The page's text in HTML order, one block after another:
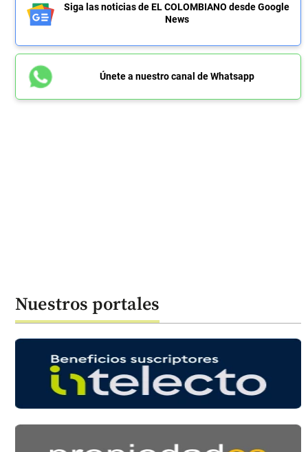
Siga las noticias de EL COLOMBIANO desde Google
News
Únete a nuestro canal de Whatsapp
Nuestros portales